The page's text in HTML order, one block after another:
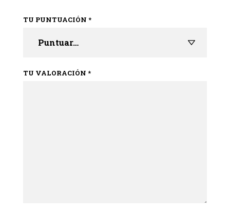
TU PUNTUACIÓN *
TU VALORACIÓN *